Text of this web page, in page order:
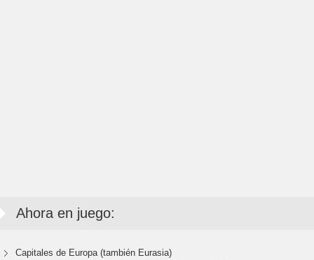
Ahora en juego:
Capitales de Europa (también Eurasia)